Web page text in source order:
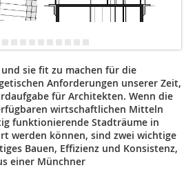
sie fit zu machen für die
Anforderungen unserer Zeit,
für Architekten. Wenn die
wirtschaftlichen Mitteln
funktionierende Stadträume in
werden können, sind zwei wichtige
Bauen, Effizienz und Konsistenz,
einer Münchner